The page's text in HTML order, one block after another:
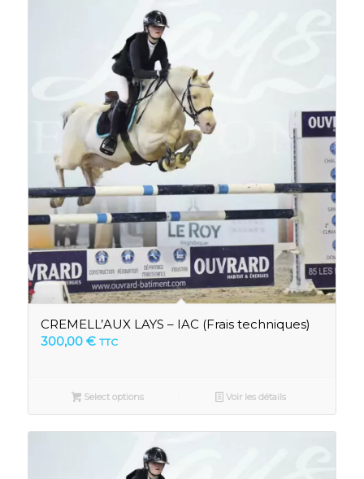
CREMELL’AUX LAYS – IAC (Frais techniques)
300,00 € TTC
Select options Voir les détails